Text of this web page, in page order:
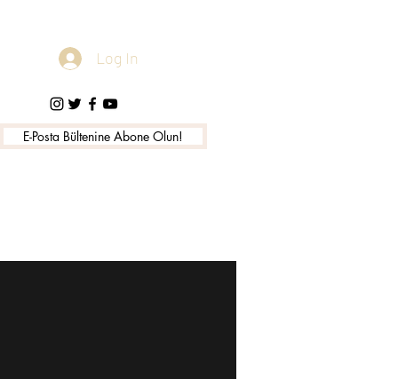
Log In
E-Posta Bültenine Abone Olun!